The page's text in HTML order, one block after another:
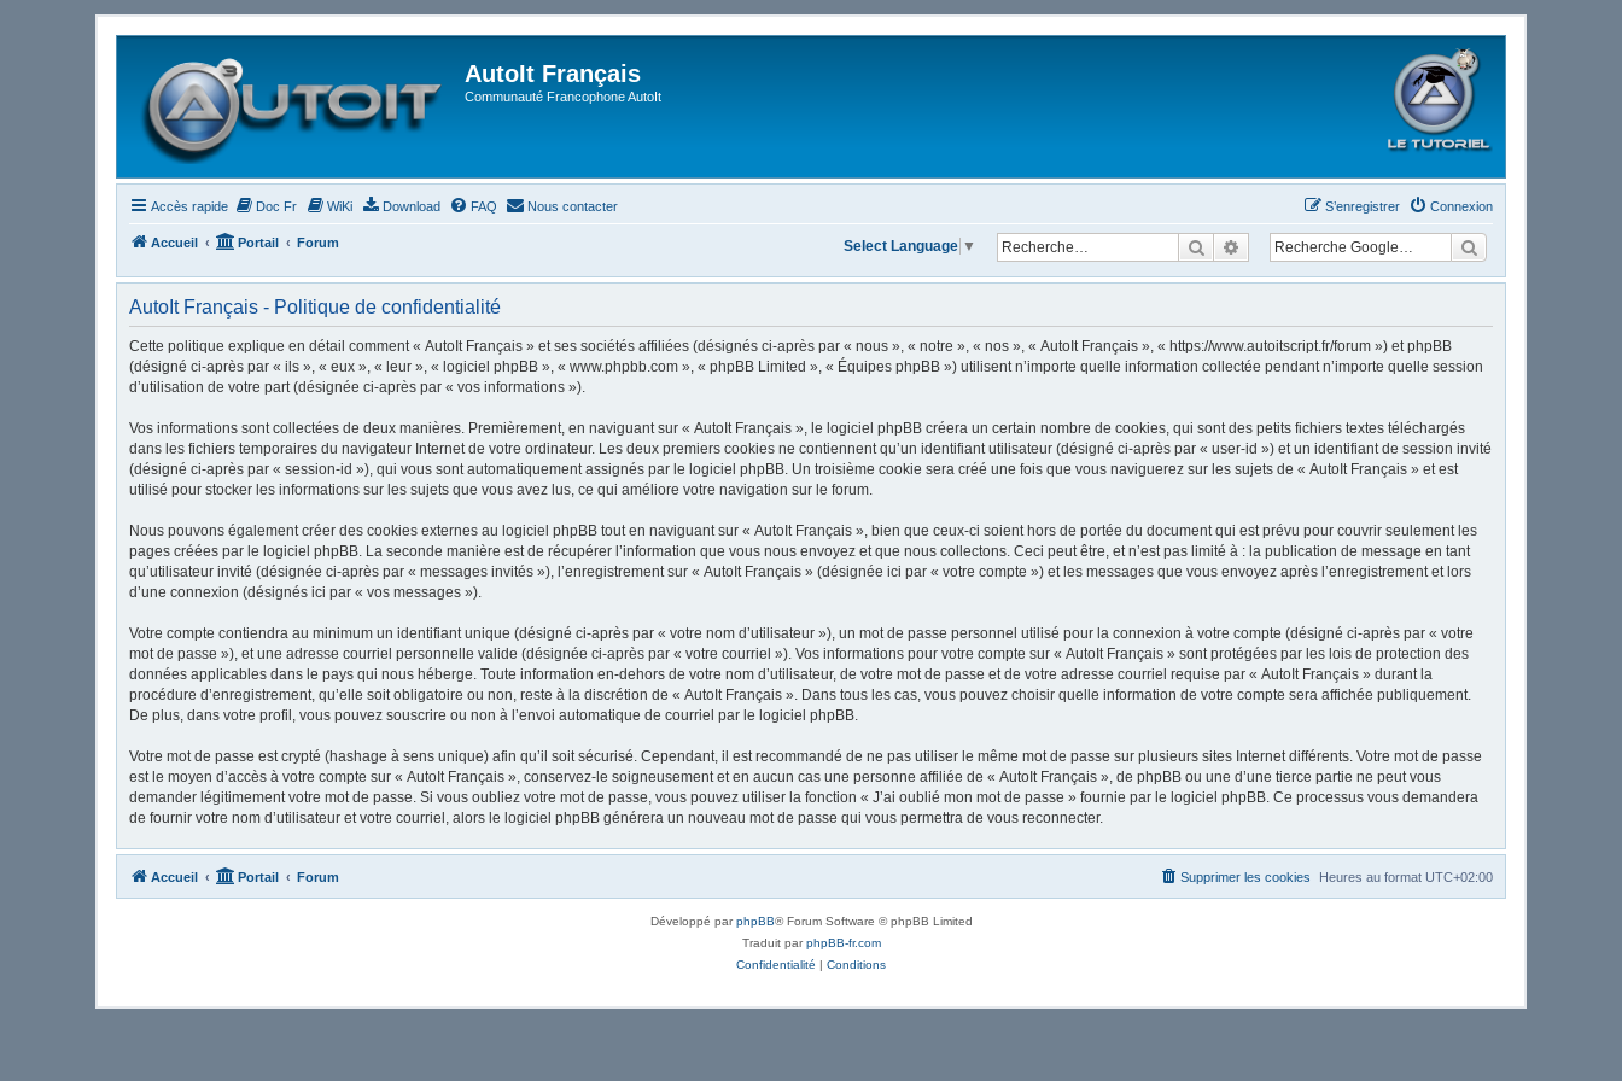
AutoIt Français
Communauté Francophone AutoIt
Accès rapide Doc Fr WiKi Download FAQ Nous contacter Connexion
S’enregistrer
Accueil Portail Forum RechercherRecherche avancée
Select Language ▼
AutoIt Français - Politique de confidentialité
Cette politique explique en détail comment « AutoIt Français » et ses sociétés affiliées (désignés ci-après par « nous », « notre », « nos », « AutoIt Français », « https://www.autoitscript.fr/forum ») et phpBB
(désigné ci-après par « ils », « eux », « leur », « logiciel phpBB », « www.phpbb.com », « phpBB Limited », « Équipes phpBB ») utilisent n’importe quelle information collectée pendant n’importe quelle session
d’utilisation de votre part (désignée ci-après par « vos informations »).
Vos informations sont collectées de deux manières. Premièrement, en naviguant sur « AutoIt Français », le logiciel phpBB créera un certain nombre de cookies, qui sont des petits fichiers textes téléchargés
dans les fichiers temporaires du navigateur Internet de votre ordinateur. Les deux premiers cookies ne contiennent qu’un identifiant utilisateur (désigné ci-après par « user-id ») et un identifiant de session invité
(désigné ci-après par « session-id »), qui vous sont automatiquement assignés par le logiciel phpBB. Un troisième cookie sera créé une fois que vous naviguerez sur les sujets de « AutoIt Français » et est
utilisé pour stocker les informations sur les sujets que vous avez lus, ce qui améliore votre navigation sur le forum.
Nous pouvons également créer des cookies externes au logiciel phpBB tout en naviguant sur « AutoIt Français », bien que ceux-ci soient hors de portée du document qui est prévu pour couvrir seulement les
pages créées par le logiciel phpBB. La seconde manière est de récupérer l’information que vous nous envoyez et que nous collectons. Ceci peut être, et n’est pas limité à : la publication de message en tant
qu’utilisateur invité (désignée ci-après par « messages invités »), l’enregistrement sur « AutoIt Français » (désignée ici par « votre compte ») et les messages que vous envoyez après l’enregistrement et lors
d’une connexion (désignés ici par « vos messages »).
Votre compte contiendra au minimum un identifiant unique (désigné ci-après par « votre nom d’utilisateur »), un mot de passe personnel utilisé pour la connexion à votre compte (désigné ci-après par « votre
mot de passe »), et une adresse courriel personnelle valide (désignée ci-après par « votre courriel »). Vos informations pour votre compte sur « AutoIt Français » sont protégées par les lois de protection des
données applicables dans le pays qui nous héberge. Toute information en-dehors de votre nom d’utilisateur, de votre mot de passe et de votre adresse courriel requise par « AutoIt Français » durant la
procédure d’enregistrement, qu’elle soit obligatoire ou non, reste à la discrétion de « AutoIt Français ». Dans tous les cas, vous pouvez choisir quelle information de votre compte sera affichée publiquement.
De plus, dans votre profil, vous pouvez souscrire ou non à l’envoi automatique de courriel par le logiciel phpBB.
Votre mot de passe est crypté (hashage à sens unique) afin qu’il soit sécurisé. Cependant, il est recommandé de ne pas utiliser le même mot de passe sur plusieurs sites Internet différents. Votre mot de passe
est le moyen d’accès à votre compte sur « AutoIt Français », conservez-le soigneusement et en aucun cas une personne affiliée de « AutoIt Français », de phpBB ou une d’une tierce partie ne peut vous
demander légitimement votre mot de passe. Si vous oubliez votre mot de passe, vous pouvez utiliser la fonction « J’ai oublié mon mot de passe » fournie par le logiciel phpBB. Ce processus vous demandera
de fournir votre nom d’utilisateur et votre courriel, alors le logiciel phpBB générera un nouveau mot de passe qui vous permettra de vous reconnecter.
Accueil Portail Forum Heures au format UTC+02:00
Supprimer les cookies
Développé parphpBB® Forum Software © phpBB Limited
Traduit parphpBB-fr.com
Confidentialité | Conditions